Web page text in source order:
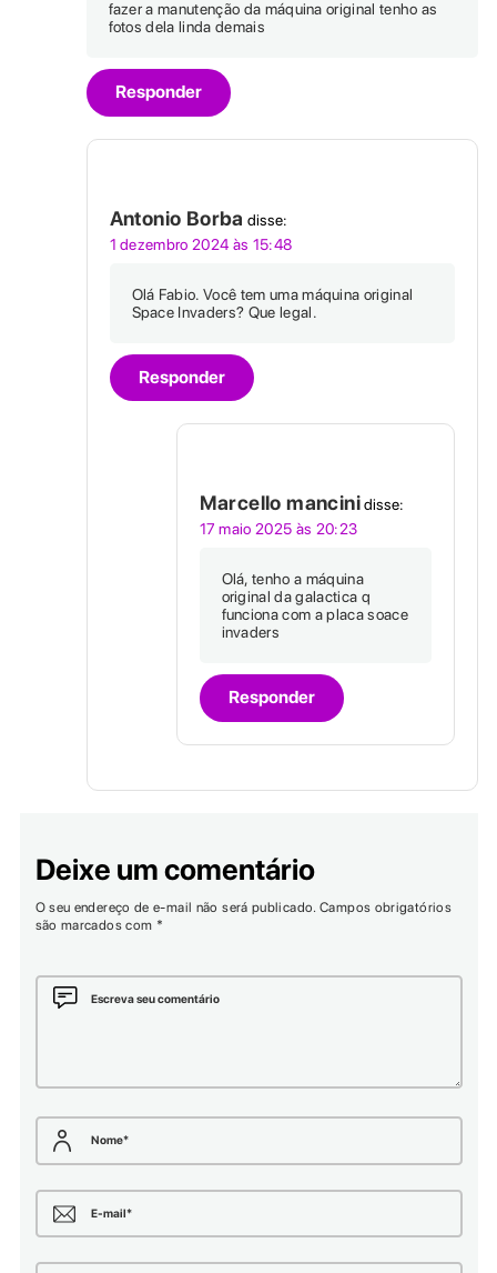
fazer a manutenção da máquina original tenho as
fotos dela linda demais
Responder
Antonio Borba disse:
1 dezembro 2024 às 15:48
Olá Fabio. Você tem uma máquina original
Space Invaders? Que legal.
Responder
Marcello mancinidisse:
17 maio 2025 às 20:23
Olá, tenho a máquina
original da galactica q
funciona com a placa soace
invaders
Responder
Deixe um comentário
O seu endereço de e-mail não será publicado. Campos obrigatórios
são marcados com *
Escreva seu comentário
Nome*
E-mail*